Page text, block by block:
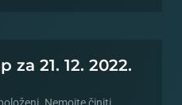
21. 12. 2022.